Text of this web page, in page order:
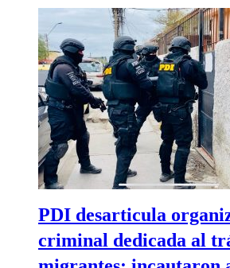
PDI desarticula
criminal dedicada al